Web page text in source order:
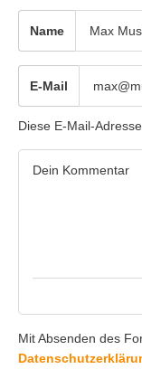
Name
E-Mail
Diese E-Mail-
Mit Absenden des